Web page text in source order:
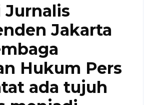
Jurnalis
Jakarta
Hukum Pers
ada tujuh